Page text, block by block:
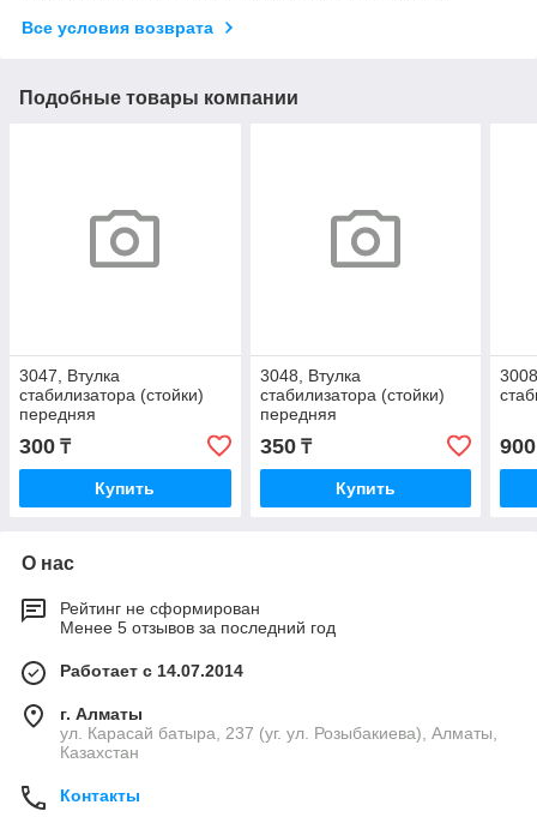
Все условия возврата
Подобные товары компании
3047, Втулка
стабилизатора (стойки)
передняя
300 ₸
Купить
3048, Втулка
стабилизатора (стойки)
передняя
350₸
Купить
900
О нас
Рейтинг не сформирован
Менее 5 отзывов за последний год
Работает с 14.07.2014
г. Алматы
ул. Карасай батыра, 237 (уг. ул. Розыбакиева), Алматы,
Казахстан
Контакты